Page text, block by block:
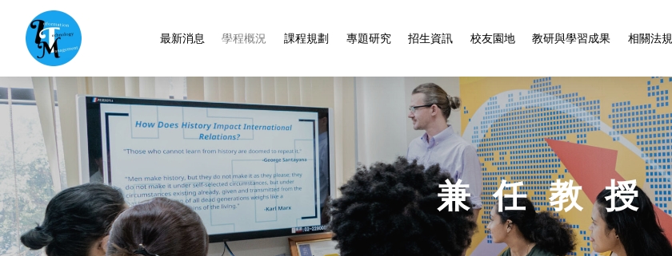
最新消息 學程概況 課程規劃 專題研究 招生資訊 校友園地 教研與學習成果 相關法規
兼任教授